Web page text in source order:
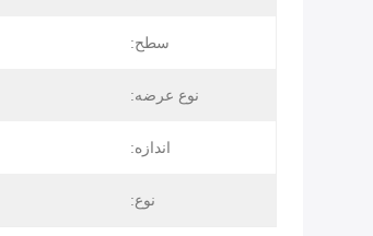
سطح:
نوع عرضه:
اندازه:
نوع: